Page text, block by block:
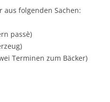
folgenden Sachen:
passè)
Terminen zum Bäcker)